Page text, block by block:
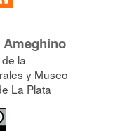
la
y Museo
La Plata